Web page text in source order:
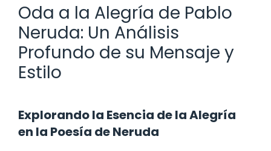
Oda a la Alegría de Pablo
Neruda: Un Análisis
Profundo de su Mensaje y
Estilo
Explorando la Esencia de la Alegría
en la Poesía de Neruda